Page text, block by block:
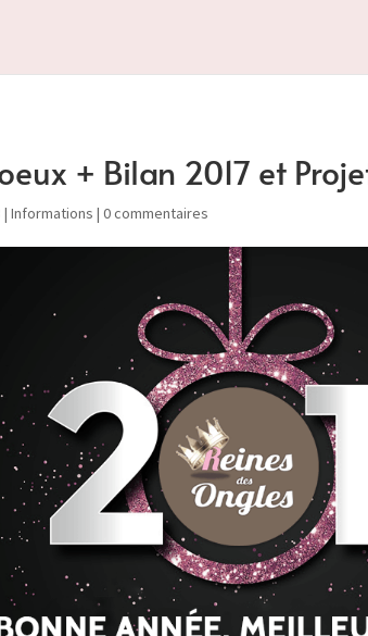
+ Bilan 2017 et
|Informations |0 commentaires